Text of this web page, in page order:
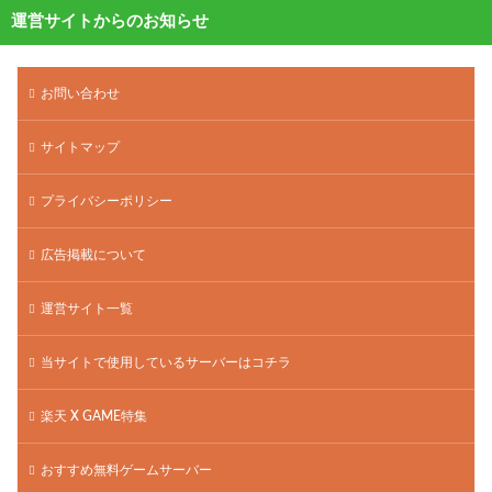
運営サイトからのお知らせ
お問い合わせ
サイトマップ
プライバシーポリシー
広告掲載について
運営サイト一覧
当サイトで使用しているサーバーはコチラ
楽天 X GAME特集
おすすめ無料ゲームサーバー